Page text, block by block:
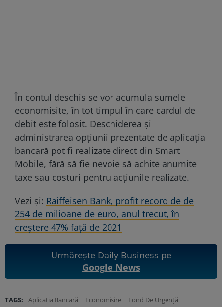
În contul deschis se vor acumula sumele
economisite, în tot timpul în care cardul de
debit este folosit. Deschiderea și
administrarea opțiunii prezentate de aplicația
bancară pot fi realizate direct din Smart
Mobile, fără să fie nevoie să achite anumite
taxe sau costuri pentru acțiunile realizate.
Vezi și: Raiffeisen Bank, profit record de de
254 de milioane de euro, anul trecut, în
creștere 47% față de 2021
Urmărește Daily Business pe
Google News
TAGS: Aplicația Bancară Economisire
Fond De Urgență